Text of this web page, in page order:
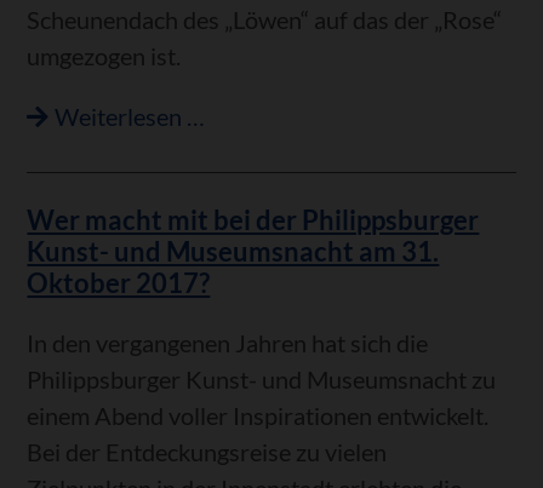
Scheunendach des „Löwen“ auf das der „Rose“
umgezogen ist.
Weiterlesen …
Storchengemeinde?
Wer macht mit bei der Philippsburger
Kunst- und Museumsnacht am 31.
Oktober 2017?
In den vergangenen Jahren hat sich die
Philippsburger Kunst- und Museumsnacht zu
einem Abend voller Inspirationen entwickelt.
Bei der Entdeckungsreise zu vielen